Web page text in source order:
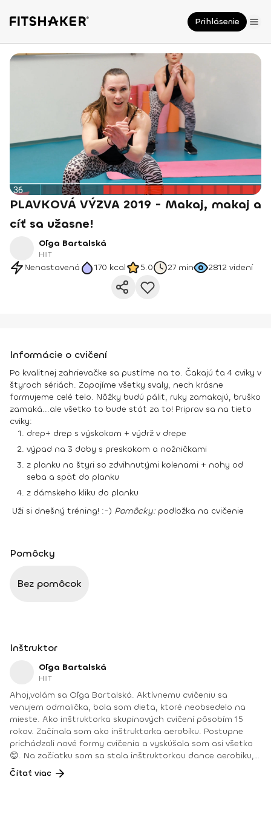
Prihlásenie
PLAVKOVÁ VÝZVA 2019 - Makaj, makaj a
cíť sa užasne!
Oľga Bartalská
HIIT
Nenastavená 170 kcal 5.0 27 min 2812 videní
Informácie o cvičení
Po kvalitnej zahrievačke sa pustíme na to. Čakajú ťa 4 cviky v
štyroch sériách. Zapojíme všetky svaly, nech krásne
formujeme celé telo. Nôžky budú páliť, ruky zamakajú, bruško
zamaká...ale všetko to bude stáť za to! Priprav sa na tieto
cviky:
drep+ drep s výskokom + výdrž v drepe
výpad na 3 doby s preskokom a nožničkami
z planku na štyri so zdvihnutými kolenami + nohy od
seba a späť do planku
z dámskeho kliku do planku
Uži si dnešný tréning! :-) Pomôcky: podložka na cvičenie
Pomôcky
Bez pomôcok
Inštruktor
Oľga Bartalská
HIIT
Ahoj,volám sa Oľga Bartalská. Aktívnemu cvičeniu sa
venujem odmalička, bola som dieťa, ktoré neobsedelo na
mieste. Ako inštruktorka skupinových cvičení pôsobím 15
rokov. Začínala som ako inštruktorka aerobiku. Postupne
prichádzali nové formy cvičenia a vyskúšala som asi všetko
😊. Na začiatku som sa stala inštruktorkou dance aerobiku,
hi-low aerobiku, step aerobiku, body work a osobnou
trénerkou vo fitnescentre.Ako išiel čas, pribudli ďalšie
Čítať viac